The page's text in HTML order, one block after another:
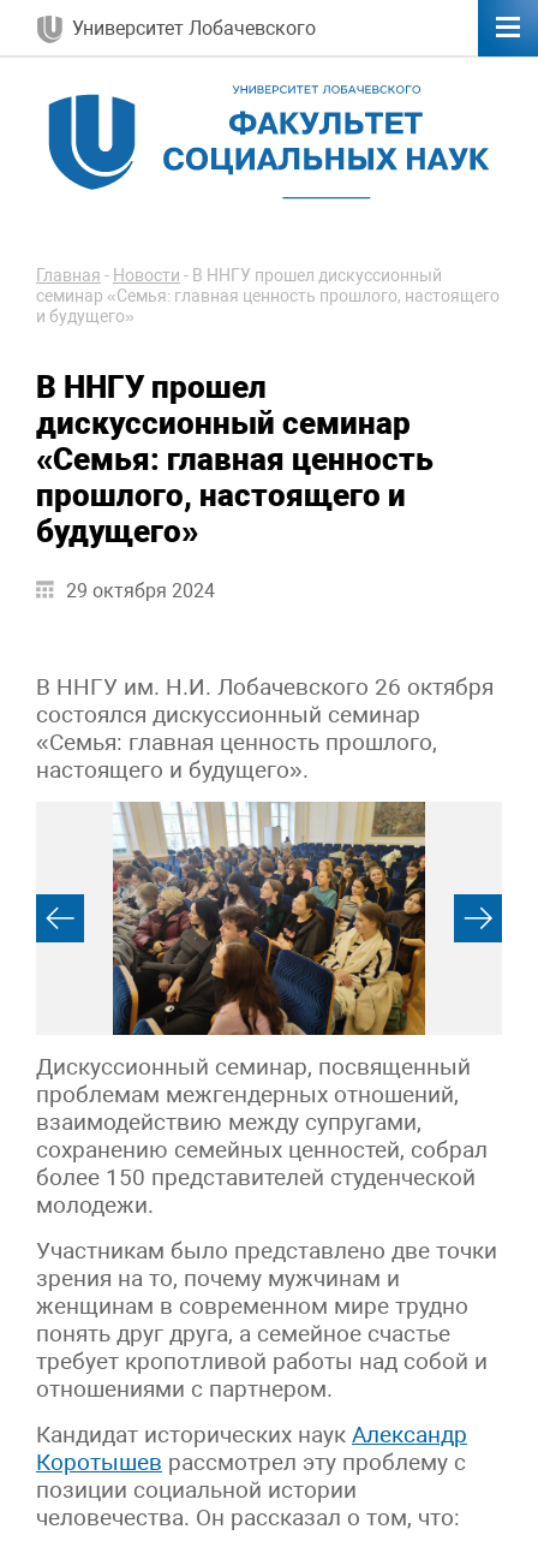
Университет Лобачевского
Главная - Новости - В ННГУ прошел дискуссионный
семинар «Семья: главная ценность прошлого, настоящего
и будущего»
В ННГУ прошел
дискуссионный семинар
«Семья: главная ценность
прошлого, настоящего и
будущего»
29 октября 2024
В ННГУ им. Н.И. Лобачевского 26 октября
состоялся дискуссионный семинар
«Семья: главная ценность прошлого,
настоящего и будущего».
Дискуссионный семинар, посвященный
проблемам межгендерных отношений,
взаимодействию между супругами,
сохранению семейных ценностей, собрал
более 150 представителей студенческой
молодежи.
Участникам было представлено две точки
зрения на то, почему мужчинам и
женщинам в современном мире трудно
понять друг друга, а семейное счастье
требует кропотливой работы над собой и
отношениями с партнером.
Кандидат исторических наук Александр
Коротышев рассмотрел эту проблему с
позиции социальной истории
человечества. Он рассказал о том, что: